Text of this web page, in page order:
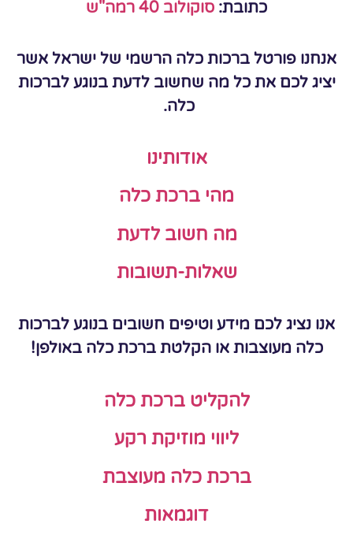
כתובת: סוקולוב 40 רמה"ש
אנחנו פורטל ברכות כלה הרשמי של ישראל אשר
יציג לכם את כל מה שחשוב לדעת בנוגע לברכות
כלה.
אודותינו
מהי ברכת כלה
מה חשוב לדעת
שאלות-תשובות
אנו נציג לכם מידע וטיפים חשובים בנוגע לברכות
כלה מעוצבות או הקלטת ברכת כלה באולפן!
להקליט ברכת כלה
ליווי מוזיקת רקע
ברכת כלה מעוצבת
דוגמאות